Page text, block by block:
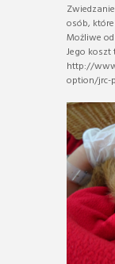
osób,
Możliwe
Jego koszt
http://
option/jrc-